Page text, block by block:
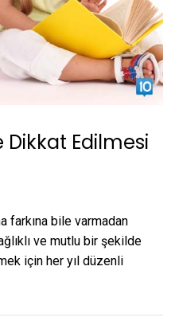
Edilmesi
farkına bile varmadan
ve mutlu bir şekilde
için her yıl düzenli